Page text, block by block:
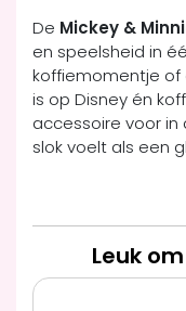
De Mickey &
en speelsheid in
koffiemomentje of
is op Disney én
accessoire voor in
slok voelt als een
Leuk